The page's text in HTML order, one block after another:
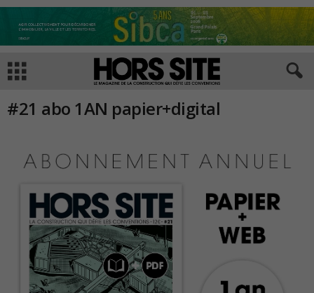
#21 abo 1AN papier+digital